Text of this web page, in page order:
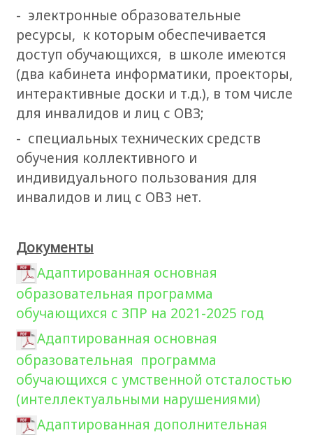
- электронные образовательные
ресурсы, к которым обеспечивается
доступ обучающихся, в школе имеются
(два кабинета информатики, проекторы,
интерактивные доски и т.д.), в том числе
для инвалидов и лиц с ОВЗ;
- специальных технических средств
обучения коллективного и
индивидуального пользования для
инвалидов и лиц с ОВЗ нет.
Документы
Адаптированная основная
образовательная программа
обучающихся с ЗПР на 2021-2025 год
Адаптированная основная
образовательная программа
обучающихся с умственной отсталостью
(интеллектуальными нарушениями)
Адаптированная дополнительная